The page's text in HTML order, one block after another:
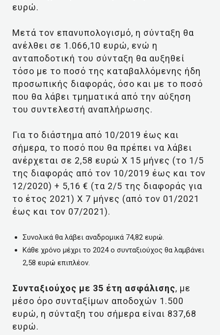
ευρώ.
Μετά τον επανυπολογισμό, η σύνταξη θα
ανέλθει σε 1.066,10 ευρώ, ενώ η
ανταποδοτική του σύνταξη θα αυξηθεί
τόσο με το ποσό της καταβαλλόμενης ήδη
προσωπικής διαφοράς, όσο και με το ποσό
που θα λάβει τμηματικά από την αύξηση
του συντελεστή αναπλήρωσης.
Για το διάστημα από 10/2019 έως και
σήμερα, το ποσό που θα πρέπει να λάβει
ανέρχεται σε 2,58 ευρώ Χ 15 μήνες (το 1/5
της διαφοράς από τον 10/2019 έως και τον
12/2020) + 5,16 € (τα 2/5 της διαφοράς για
το έτος 2021) Χ 7 μήνες (από τον 01/2021
έως και τον 07/2021).
Συνολικά θα λάβει αναδρομικά 74,82 ευρώ.
Κάθε χρόνο μέχρι το 2024 ο συνταξιούχος θα λαμβάνει
2,58 ευρώ επιπλέον.
Συνταξιούχος με 35 έτη ασφάλισης, με
μέσο όρο συνταξίμων αποδοχών 1.500
ευρώ, η σύνταξη του σήμερα είναι 837,68
ευρώ.